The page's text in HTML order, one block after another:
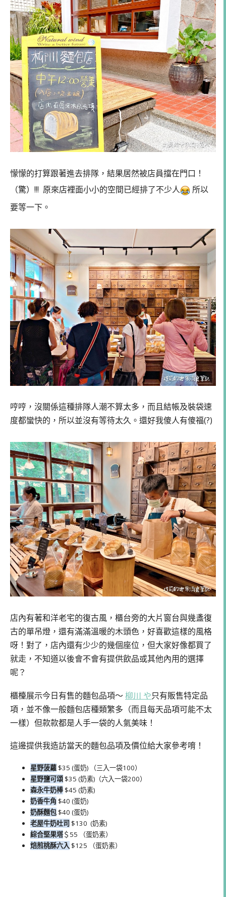
懞懞的打算跟著進去排隊，結果居然被店員擋在門口！
（驚）!!! 原來店裡面小小的空間已經排了不少人
所以
要等一下。
哼哼，沒關係這種排隊人潮不算太多，而且結帳及裝袋速
度都蠻快的，所以並沒有等待太久。還好我傻人有傻福(?)
店內有著和洋老宅的復古風，櫃台旁的大片窗台與幾盞復
古的單吊燈，還有滿滿溫暖的木頭色，好喜歡這樣的風格
呀！對了，店內還有少少的幾個座位，但大家好像都買了
就走，不知道以後會不會有提供飲品或其他內用的選擇
呢？
櫃檯展示今日有售的麵包品項～柳川 や只有販售特定品
項，並不像一般麵包店種類繁多（而且每天品項可能不太
一樣）但款款都是人手一袋的人氣美味！
這邊提供我造訪當天的麵包品項及價位給大家參考唷！
星野菠蘿 $35 (蛋奶) （三入一袋100）
星野鹽可頌 $35 (奶素)（六入一袋200）
森永牛奶棒$45 (奶素)
奶香牛角 $40 (蛋奶)
奶酥麵包 $40 (蛋奶)
老屋牛奶吐司 $130 (奶素)
綜合堅果塔＄55 （蛋奶素）
焙煎桃酥六入 $125 （蛋奶素）